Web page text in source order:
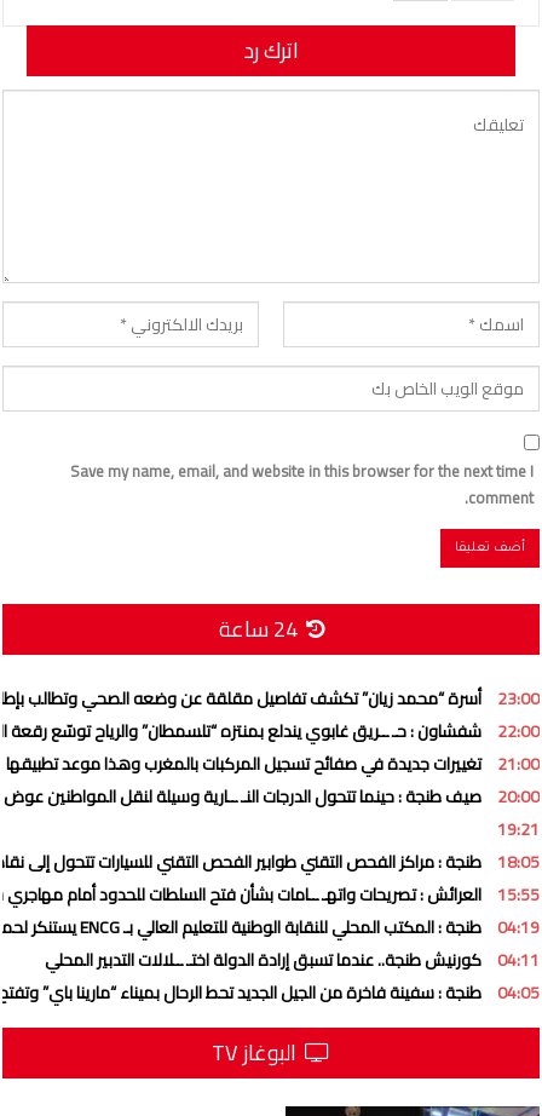
اترك رد
لن يتم نشر عنوان بريدك الإلكتروني.
Save my name, email, and website in this browser for the next time I
comment.
24 ساعة
23:00 أسرة “محمد زيان” تكشف تفاصيل مقلقة عن وضعه الصحي وتطالب
22:00 شفشاون : حـ ــريق غابوي يندلع بمنتزه “تلسمطان” والرياح توسّع رقعة
21:00 تغييرات جديدة في صفائح تسجيل المركبات بالمغرب وهذا موعد تطبيقها
20:00 صيف طنجة : حينما تتحول الدرجات النـ ــارية وسيلة لنقل المواطنين عوض
19:21
18:05 طنجة : مراكز الفحص التقني طوابير الفحص التقني للسيارات تتحول إلى
15:55 العرائش : تصريحات واتهـ ــامات بشأن فتح السلطات للحدود أمام
04:19 طنجة : المكتب المحلي للنقابة الوطنية للتعليم العالي بـ ENCG يستنكر لحملة ممنهجة تستهدف المؤسسة وهيئاتها التمثيلية
04:11 كورنيش طنجة.. عندما تسبق إرادة الدولة اختـ ــلالات التدبير المحلي
04:05 طنجة : سفينة فاخرة من الجيل الجديد تحط الرحال بميناء “مارينا باي”
البوغاز TV